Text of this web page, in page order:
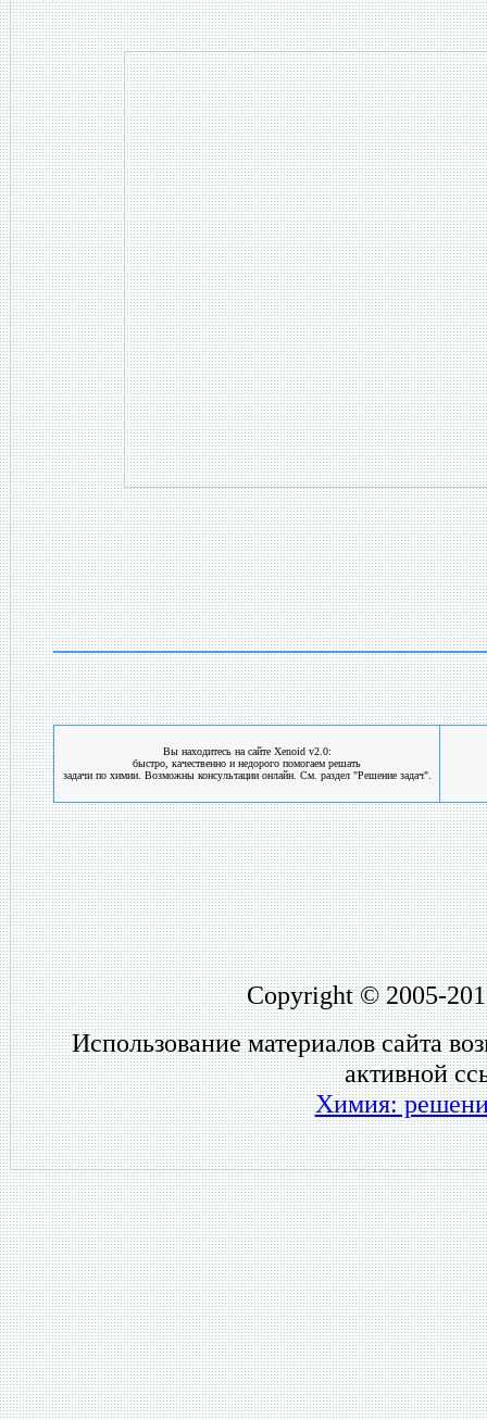
Вы находитесь на сайте Xenoid v2.0:
быстро, качественно и недорого помогаем решать
задачи по химии. Возможны консультации онлайн. См. раздел "Решение задач".
Copyright © 2005-
Использование материалов сайта
активной
Химия: